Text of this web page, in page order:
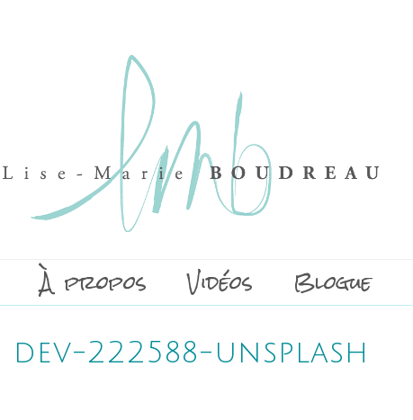
À propos Vidéos Blogue
dev-222588-unsplash